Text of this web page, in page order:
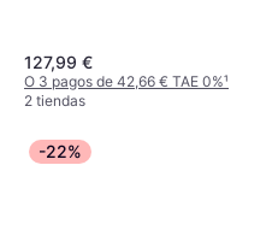
127,99 €
O 3 pagos de 42,66 € TAE 0%¹
2 tiendas
-22%